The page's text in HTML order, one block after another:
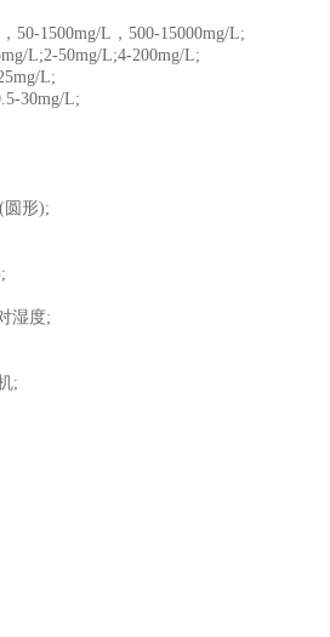
1500mg/L，500-15000mg/L;
L;2-50mg/L;4-200mg/L;
L;
30mg/L;
形);
湿度;
;